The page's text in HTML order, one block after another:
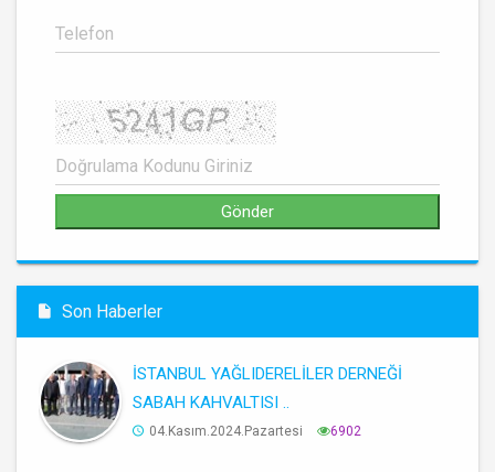
Son Haberler
İSTANBUL YAĞLIDERELİLER DERNEĞİ
SABAH KAHVALTISI ..
04.Kasım.2024.Pazartesi 6902